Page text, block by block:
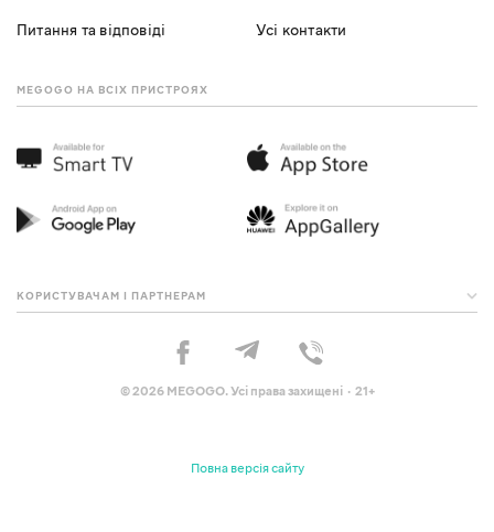
Питання та відповіді Усі контакти
MEGOGO НА ВСІХ ПРИСТРОЯХ
КОРИСТУВАЧАМ І ПАРТНЕРАМ
© 2026 MEGOGO. Усі права захищені · 21+
Повна версія сайту